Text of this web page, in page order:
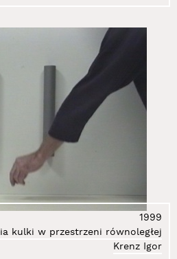
1999
kulki w przestrzeni równoległej
Krenz Igor